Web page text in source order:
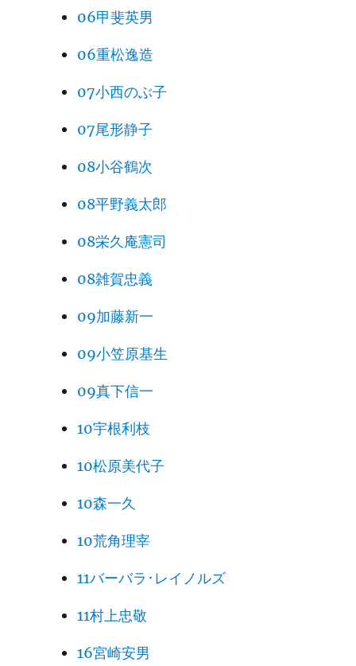
06甲斐英男
06重松逸造
07小西のぶ子
07尾形静子
08小谷鶴次
08平野義太郎
08栄久庵憲司
08雑賀忠義
09加藤新一
09小笠原基生
09真下信一
10宇根利枝
10松原美代子
10森一久
10荒角理宰
11バーバラ･レイノルズ
11村上忠敬
16宮崎安男